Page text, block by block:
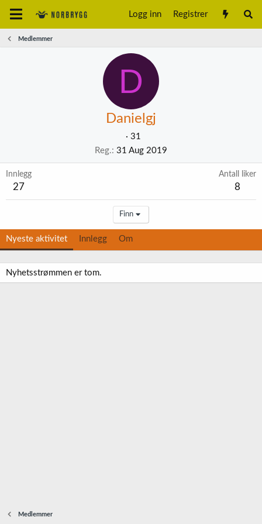
Logg inn Registrer
Medlemmer
D
Danielgj
· 31
Reg. 31 Aug 2019
Innlegg
27
Antall liker
8
Finn
Nyeste aktivitet Innlegg Om
Nyhetsstrømmen er tom.
Medlemmer